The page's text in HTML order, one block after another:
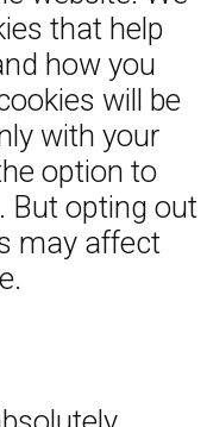
that help
how you
will be
with your
option to
But opting out
may affect